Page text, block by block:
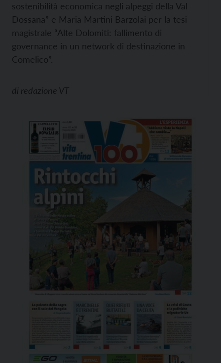
sostenibilità economica negli alpeggi della Val
Dossana” e Maria Martini Barzolai per la tesi
magistrale “Alte Dolomiti: fallimento di
governance in un network di destinazione in
Comelico”.
di redazione VT